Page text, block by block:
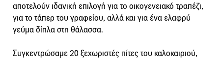
αποτελούν ιδανική επιλογή για το οικογενειακό τραπέζι,
για το τάπερ του γραφείου, αλλά και για ένα ελαφρύ
γεύμα δίπλα στη θάλασσα.
Συγκεντρώσαμε 20 ξεχωριστές πίτες του καλοκαιριού,